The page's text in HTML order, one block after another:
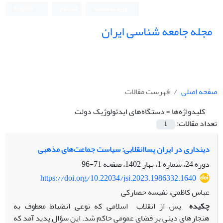
مجله جامعه شناسی ایران
صفحه اصلی
فهرست مقالات
کلیدواژه‌ها =دستگاه‌های ایدئولوژیک دولت
تعداد مقالات:
1
دینداری در ایران پساانقلابی: سیاست جماعت‌های مذهبی
دوره 24، شماره 1، بهار 1402، صفحه
71-96
https://doi.org/10.22034/jsi.2023.1986332.1640
عباس کاظمی، نفیسه حصارکی
چکیده پس از انقلاب اسلامی که نوعی انضباط معطوف به
هنجارهای دینی بر فضای عمومی حاکم شد. این سؤال پدید آمد که